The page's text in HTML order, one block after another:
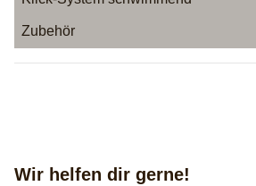
Zubehör
Wir helfen dir gerne!